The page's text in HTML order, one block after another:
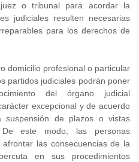
o tribunal para acordar la
judiciales resulten necesarias
para los derechos de
domicilio profesional o particular
partidos judiciales podrán poner
del órgano judicial
excepcional y de acuerdo
suspensión de plazos o vistas
De este modo, las personas
las consecuencias de la
en sus procedimientos